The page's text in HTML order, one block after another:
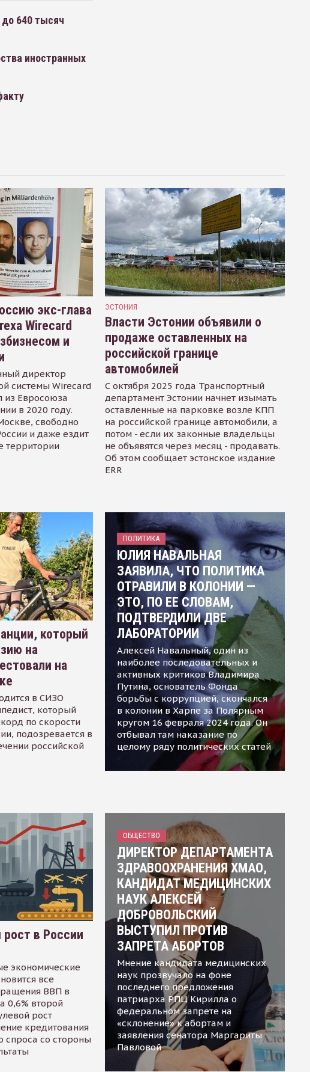
до 640 тысяч
иностранных
экс-глава
Wirecard
и
директор
системы Wirecard
из Евросоюза
в 2020 году.
свободно
и даже ездит
территории
ЭСТОНИЯ
Власти Эстонии объявили о
продаже оставленных на
российской границе
автомобилей
С октября 2025 года Транспортный
департамент Эстонии начнет изымать
оставленные на парковке возле КПП
на российской границе автомобили, а
потом - если их законные владельцы
не объявятся через месяц - продавать.
Об этом сообщает эстонское издание
ERR
который
на
на
в СИЗО
который
по скорости
подозревается в
российской
ПОЛИТИКА
ЮЛИЯ НАВАЛЬНАЯ
ЗАЯВИЛА, ЧТО ПОЛИТИКА
ОТРАВИЛИ В КОЛОНИИ —
ЭТО, ПО ЕЕ СЛОВАМ,
ПОДТВЕРДИЛИ ДВЕ
ЛАБОРАТОРИИ
Алексей Навальный, один из
наиболее последовательных и
активных критиков Владимира
Путина, основатель Фонда
борьбы с коррупцией, скончался
в колонии в Харпе за Полярным
кругом 16 февраля 2024 года. Он
отбывал там наказание по
целому ряду политических статей
в России
экономические
все
ВВП в
0,6% второй
рост
кредитования
спроса со стороны
ОБЩЕСТВО
ДИРЕКТОР ДЕПАРТАМЕНТА
ЗДРАВООХРАНЕНИЯ ХМАО,
КАНДИДАТ МЕДИЦИНСКИХ
НАУК АЛЕКСЕЙ
ДОБРОВОЛЬСКИЙ
ВЫСТУПИЛ ПРОТИВ
ЗАПРЕТА АБОРТОВ
Мнение кандидата медицинских
наук прозвучало на фоне
последнего предложения
патриарха РПЦ Кирилла о
федеральном запрете на
«склонение» к абортам и
заявления сенатора Маргариты
Павловой